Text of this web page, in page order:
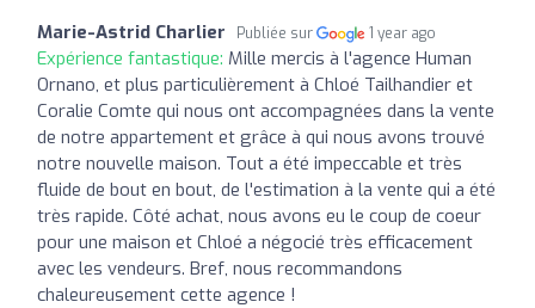
Marie-Astrid Charlier Publiée sur 1 year ago
Expérience fantastique: Mille mercis à l'agence Human
Ornano, et plus particulièrement à Chloé Tailhandier et
Coralie Comte qui nous ont accompagnées dans la vente
de notre appartement et grâce à qui nous avons trouvé
notre nouvelle maison. Tout a été impeccable et très
fluide de bout en bout, de l'estimation à la vente qui a été
très rapide. Côté achat, nous avons eu le coup de coeur
pour une maison et Chloé a négocié très efficacement
avec les vendeurs. Bref, nous recommandons
chaleureusement cette agence !